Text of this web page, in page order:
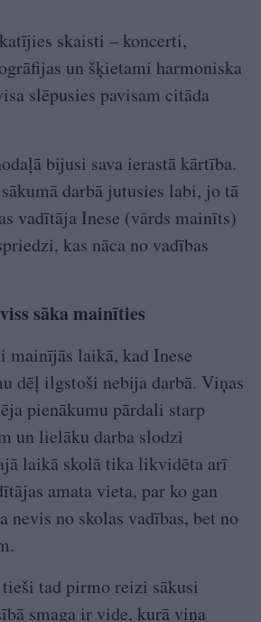
skaisti – koncerti,
un šķietami harmoniska
slēpusies pavisam citāda
bijusi sava ierastā kārtība.
darbā jutusies labi, jo tā
vadītāja Inese (vārds mainīts)
kas nāca no vadības
sāka mainīties
mainījās laikā, kad Inese
dēļ ilgstoši nebija darbā. Viņas
pienākumu pārdali starp
un lielāku darba slodzi
laikā skolā tika likvidēta arī
amata vieta, par ko gan
nevis no skolas vadības, bet no
tad pirmo reizi sākusi
smaga ir vide, kurā viņa